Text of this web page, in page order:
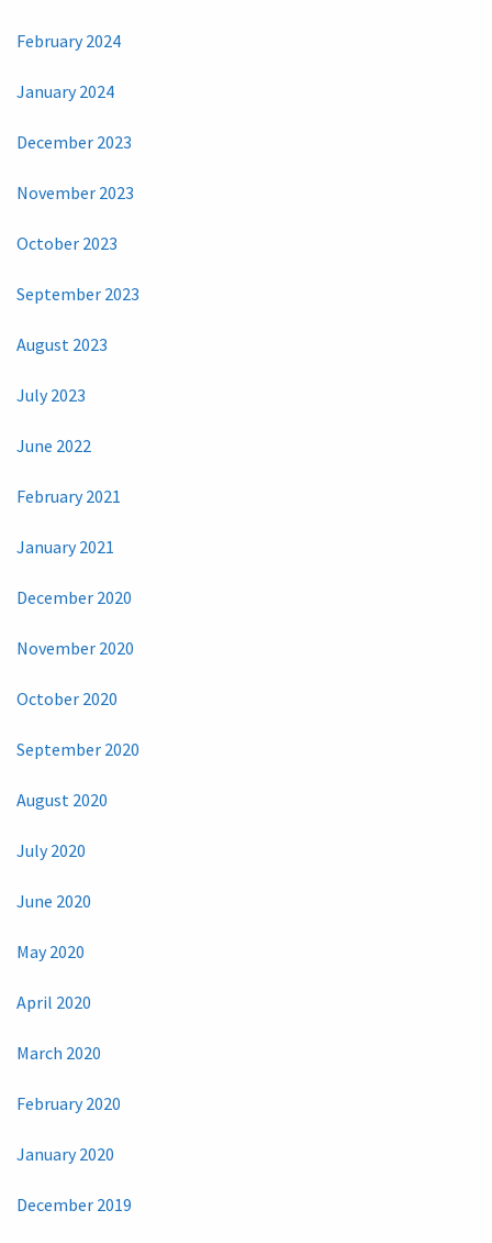
February 2024
January 2024
December 2023
November 2023
October 2023
September 2023
August 2023
July 2023
June 2022
February 2021
January 2021
December 2020
November 2020
October 2020
September 2020
August 2020
July 2020
June 2020
May 2020
April 2020
March 2020
February 2020
January 2020
December 2019